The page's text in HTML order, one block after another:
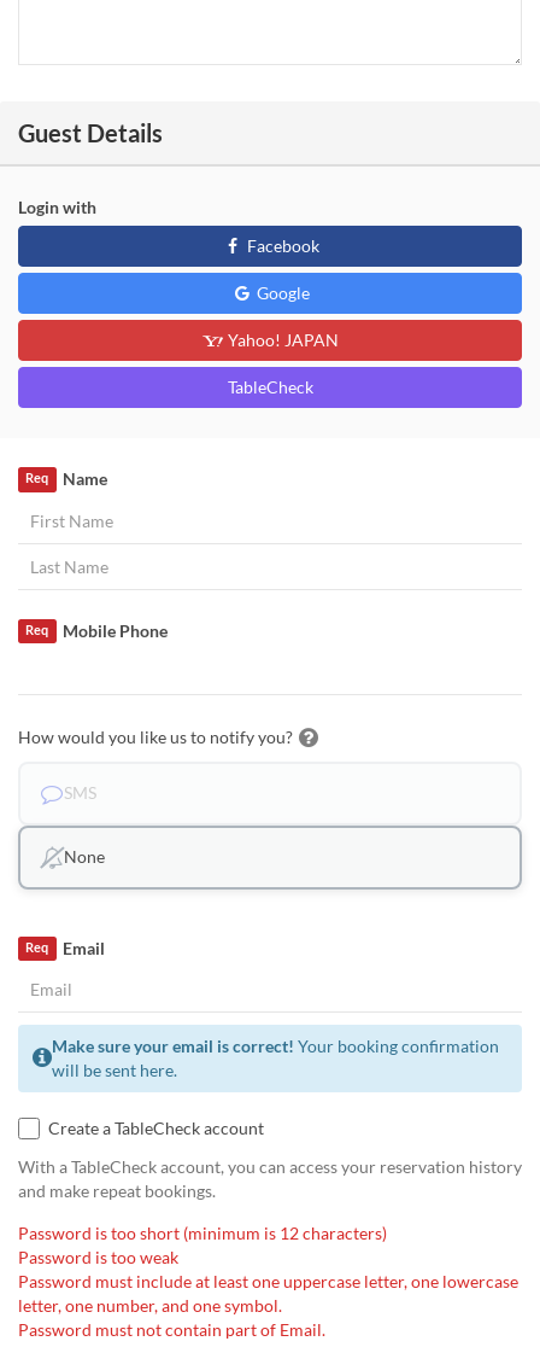
Guest Details
Login with
Facebook
Google
Yahoo! JAPAN
TableCheck
Name
Req
Mobile Phone
Req
How would you like us to notify you?
SMS
None
Email
Req
Make sure your email is correct! Your booking confirmation
will be sent here.
Create a TableCheck account
With a TableCheck account, you can access your reservation history
and make repeat bookings.
Password is too short (minimum is 12 characters)
Password is too weak
Password must include at least one uppercase letter, one lowercase
letter, one number, and one symbol.
Password must not contain part of Email.